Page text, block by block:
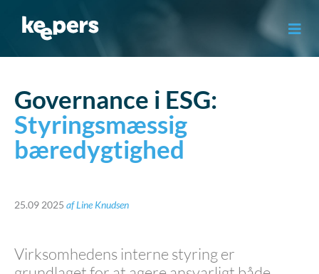
indholdet
Governance i ESG:
Styringsmæssig
bæredygtighed
25.09 2025 afLine Knudsen
Virksomhedens interne styring er